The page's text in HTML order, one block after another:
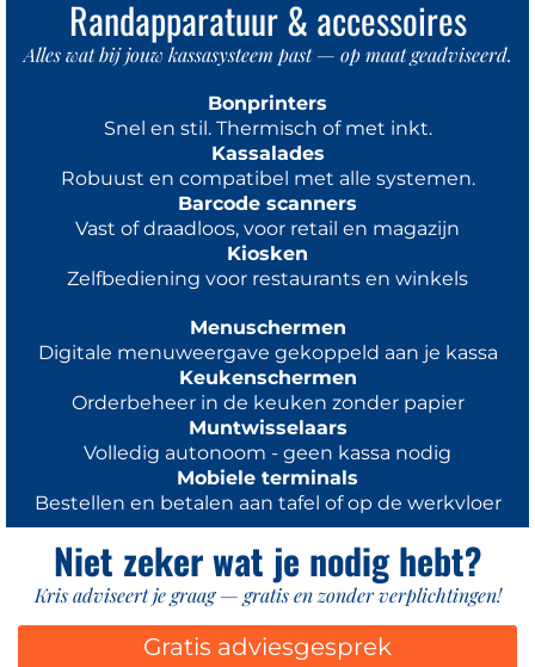
Randapparatuur & accessoires
Alles wat bij jouw kassasysteem past — op maat geadviseerd.
Bonprinters
Snel en stil. Thermisch of met inkt.
Kassalades
Robuust en compatibel met alle systemen.
Barcode scanners
Vast of draadloos, voor retail en magazijn
Kiosken
Zelfbediening voor restaurants en winkels
Menuschermen
Digitale menuweergave gekoppeld aan je kassa
Keukenschermen
Orderbeheer in de keuken zonder papier
Muntwisselaars
Volledig autonoom - geen kassa nodig
Mobiele terminals
Bestellen en betalen aan tafel of op de werkvloer
Niet zeker wat je nodig hebt?
Kris adviseert je graag — gratis en zonder verplichtingen!
Gratis adviesgesprek